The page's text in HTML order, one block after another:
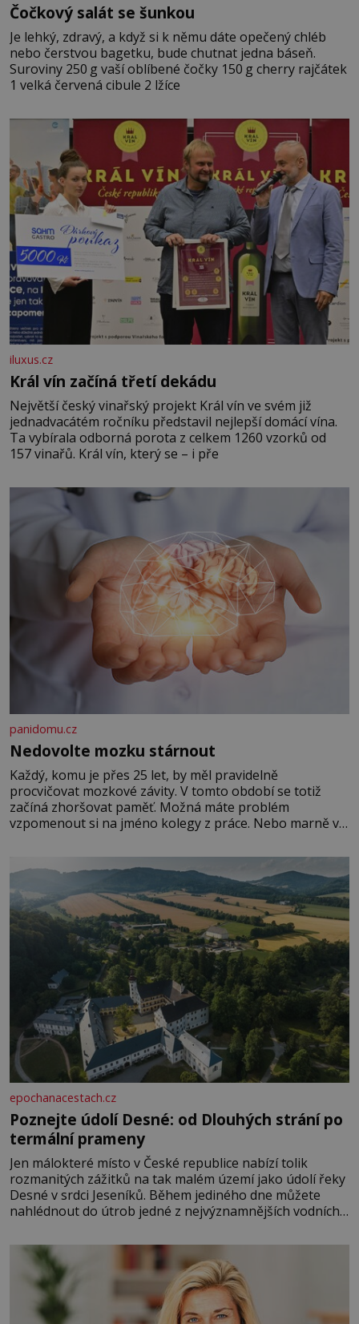
Čočkový salát se šunkou
Je lehký, zdravý, a když si k němu dáte opečený chléb
nebo čerstvou bagetku, bude chutnat jedna báseň.
Suroviny 250 g vaší oblíbené čočky 150 g cherry rajčátek
1 velká červená cibule 2 lžíce
iluxus.cz
Král vín začíná třetí dekádu
Největší český vinařský projekt Král vín ve svém již
jednadvacátém ročníku představil nejlepší domácí vína.
Ta vybírala odborná porota z celkem 1260 vzorků od
157 vinařů. Král vín, který se – i pře
panidomu.cz
Nedovolte mozku stárnout
Každý, komu je přes 25 let, by měl pravidelně
procvičovat mozkové závity. V tomto období se totiž
začíná zhoršovat paměť. Možná máte problém
vzpomenout si na jméno kolegy z práce. Nebo marně v
Je to opravdu tak, s věkem jako kdyby se paměť
rozhodla stávkovat. Cvičte
epochanacestach.cz
Poznejte údolí Desné: od Dlouhých strání po
termální prameny
Jen málokteré místo v České republice nabízí tolik
rozmanitých zážitků na tak malém území jako údolí řeky
Desné v srdci Jeseníků. Během jediného dne můžete
nahlédnout do útrob jedné z nejvýznamnějších vodních
se na koloběžce a den zakončit poznáváním památek ve
Velkých Losinách nebo v termálním